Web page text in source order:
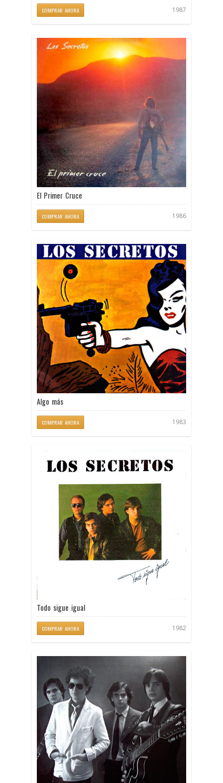
COMPRAR AHORA 1987
El Primer Cruce
COMPRAR AHORA 1986
Algo más
COMPRAR AHORA 1983
Todo sigue igual
COMPRAR AHORA 1982